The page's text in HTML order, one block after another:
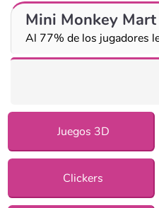
Mini Monkey Mart
Al 77% de los jugadores
Juegos 3D
Clickers